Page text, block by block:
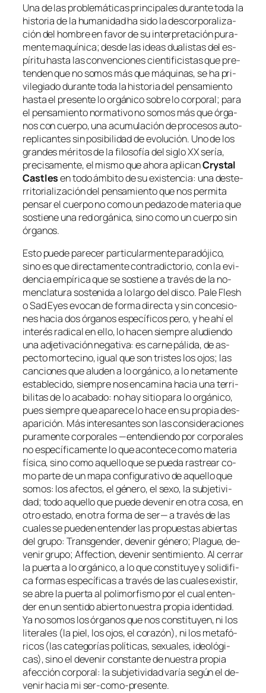
Una de las pro­ble­má­ti­cas prin­ci­pa­les du­ran­te to­da la
his­to­ria de la hu­ma­ni­dad ha si­do la des­cor­po­ra­li­za­
ción del hom­bre en fa­vor de su in­ter­pre­ta­ción pu­ra­
men­te ma­quí­ni­ca; des­de las ideas dua­lis­tas del es­
pí­ri­tu has­ta las con­ven­cio­nes cien­ti­fi­cis­tas que pre­
ten­den que no so­mos más que má­qui­nas, se ha pri­
vi­le­gia­do du­ran­te to­da la his­to­ria del pen­sa­mien­to
has­ta el pre­sen­te lo or­gá­ni­co so­bre lo cor­po­ral; pa­ra
el pen­sa­mien­to nor­ma­ti­vo no so­mos más que ór­ga­
nos con cuer­po, una acu­mu­la­ción de pro­ce­sos auto-
replicantes sin po­si­bi­li­dad de evo­lu­ción. Uno de los
gran­des mé­ri­tos de la fi­lo­so­fía del si­glo XX se­ría,
pre­ci­sa­men­te, el mis­mo que aho­ra apli­canCrystal
Castlesen to­do ám­bi­to de su exis­ten­cia: una des­te­
rri­to­ria­li­za­ción del pen­sa­mien­to que nos per­mi­ta
pen­sar el cuer­po no co­mo un pe­da­zo de ma­te­ria que
sos­tie­ne una red or­gá­ni­ca, sino co­mo un cuer­po sin
órganos.
Esto pue­de pa­re­cer par­ti­cu­lar­men­te pa­ra­dó­ji­co,
sino es que di­rec­ta­men­te con­tra­dic­to­rio, con la evi­
den­cia em­pí­ri­ca que se sos­tie­ne a tra­vés de la no­
men­cla­tu­ra sos­te­ni­da a lo lar­go del dis­co. Pale Flesh
oSad Eyesevo­can de for­ma di­rec­ta y sin con­ce­sio­
nes ha­cia dos ór­ga­nos es­pe­cí­fi­cos pe­ro, y he ahí el
in­te­rés ra­di­cal en ello, lo ha­cen siem­pre alu­dien­do
una ad­je­ti­va­ción ne­ga­ti­va: es car­ne pá­li­da, de as­
pec­to mor­te­cino, igual que son tris­tes los ojos; las
can­cio­nes que alu­den a lo or­gá­ni­co, a lo ne­ta­men­te
es­ta­ble­ci­do, siem­pre nos en­ca­mi­na ha­cia unate­rri­
bi­li­tasde lo aca­ba­do: no hay si­tio pa­ra lo or­gá­ni­co,
pues siem­pre que apa­re­ce lo ha­ce en su pro­pia des­
apa­ri­ción. Más in­tere­san­tes son las con­si­de­ra­cio­nes
pu­ra­men­te cor­po­ra­les —en­ten­dien­do por cor­po­ra­les
no es­pe­cí­fi­ca­men­te lo que acon­te­ce co­mo ma­te­ria
fí­si­ca, sino co­mo aque­llo que se pue­da ras­trear co­
mo par­te de un ma­pa con­fi­gu­ra­ti­vo de aque­llo que
so­mos: los afec­tos, el gé­ne­ro, el se­xo, la sub­je­ti­vi­
dad; to­do aque­llo que pue­de de­ve­nir en otra co­sa, en
otro es­ta­do, en otra for­ma de ser— a tra­vés de las
cua­les se pue­den en­ten­der las pro­pues­tas abier­tas
del gru­po: Transgender, de­ve­nir gé­ne­ro; Plague, de­
ve­nir gru­po; Affection, de­ve­nir sen­ti­mien­to. Al ce­rrar
la puer­ta a lo or­gá­ni­co, a lo que cons­ti­tu­ye y so­li­di­fi­
ca for­mas es­pe­cí­fi­cas a tra­vés de las cua­les exis­tir,
se abre la puer­ta al po­li­mor­fis­mo por el cual en­ten­
der en un sen­ti­do abier­to nues­tra pro­pia iden­ti­dad.
Ya no so­mos los ór­ga­nos que nos cons­ti­tu­yen, ni los
li­te­ra­les (la piel, los ojos, el co­ra­zón), ni los me­ta­fó­
ri­cos (las ca­te­go­rías po­lí­ti­cas, se­xua­les, ideo­ló­gi­
cas), sino el de­ve­nir cons­tan­te de nues­tra pro­pia
afec­ción cor­po­ral: la sub­je­ti­vi­dad va­ría se­gún el de­
ve­nir ha­cia mi ser-como-presente.